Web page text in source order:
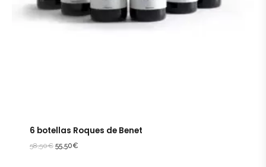
6 botellas Roques de Benet
58,50€ 55,50€